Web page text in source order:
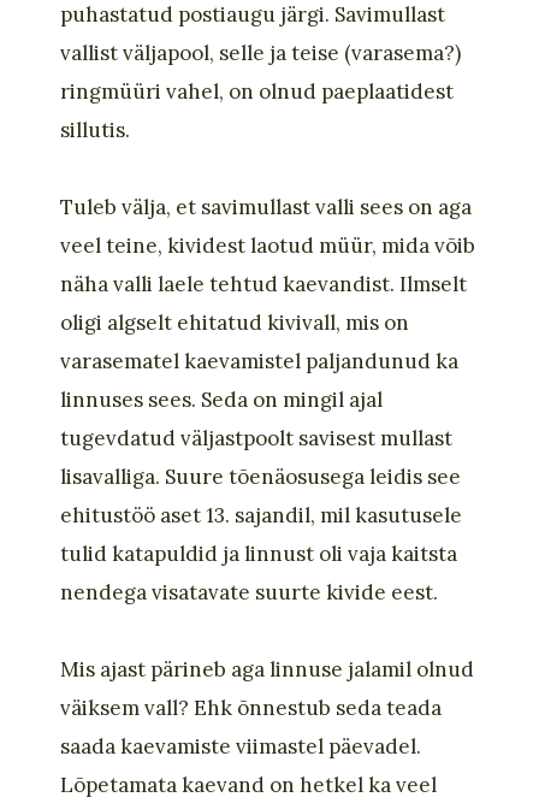
puhastatud postiaugu järgi. Savimullast
vallist väljapool, selle ja teise (varasema?)
ringmüüri vahel, on olnud paeplaatidest
sillutis.
Tuleb välja, et savimullast valli sees on aga
veel teine, kividest laotud müür, mida võib
näha valli laele tehtud kaevandist. Ilmselt
oligi algselt ehitatud kivivall, mis on
varasematel kaevamistel paljandunud ka
linnuses sees. Seda on mingil ajal
tugevdatud väljastpoolt savisest mullast
lisavalliga. Suure tõenäosusega leidis see
ehitustöö aset 13. sajandil, mil kasutusele
tulid katapuldid ja linnust oli vaja kaitsta
nendega visatavate suurte kivide eest.
Mis ajast pärineb aga linnuse jalamil olnud
väiksem vall? Ehk õnnestub seda teada
saada kaevamiste viimastel päevadel.
Lõpetamata kaevand on hetkel ka veel